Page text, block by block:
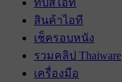
ทิปส์ไอที
สินค้าไอที
เช็ครอบหนัง
รวมคลิป Thaiware
เครื่องมือ